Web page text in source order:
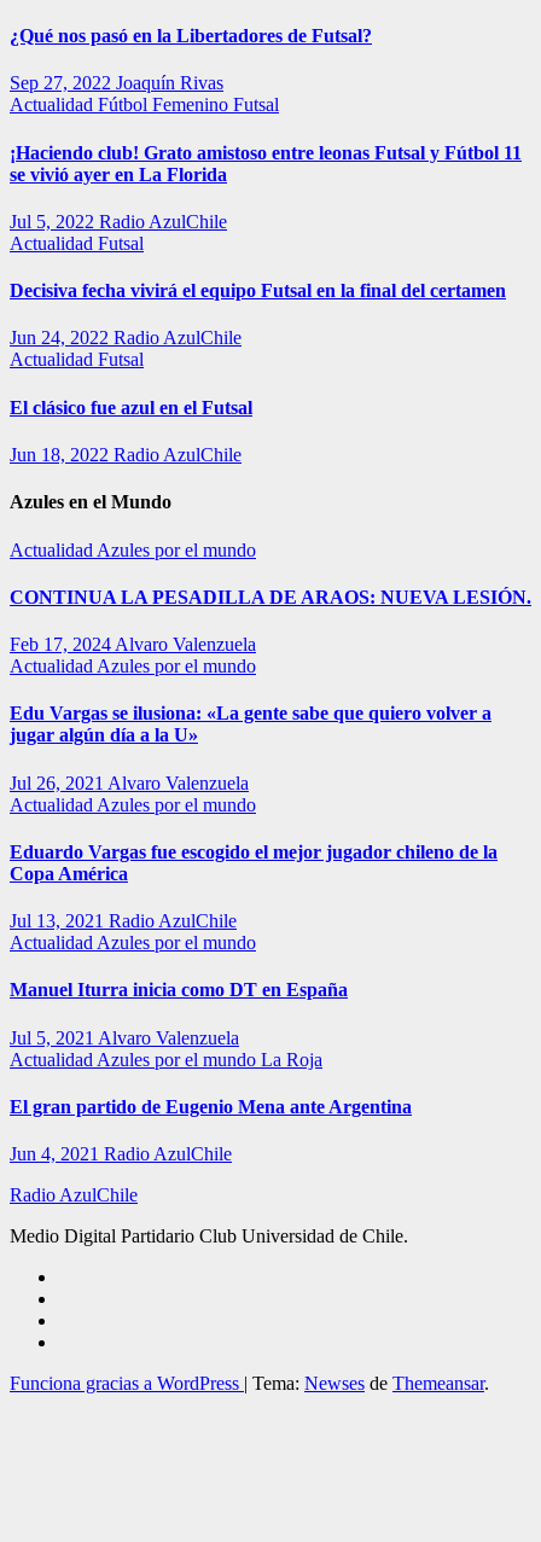
¿Qué nos pasó en la Libertadores de Futsal?
Sep 27, 2022 Joaquín Rivas
Actualidad Fútbol Femenino Futsal
¡Haciendo club! Grato amistoso entre leonas Futsal y Fútbol 11
se vivió ayer en La Florida
Jul 5, 2022 Radio AzulChile
Actualidad Futsal
Decisiva fecha vivirá el equipo Futsal en la final del certamen
Jun 24, 2022 Radio AzulChile
Actualidad Futsal
El clásico fue azul en el Futsal
Jun 18, 2022 Radio AzulChile
Azules en el Mundo
Actualidad Azules por el mundo
CONTINUA LA PESADILLA DE ARAOS: NUEVA LESIÓN.
Feb 17, 2024 Alvaro Valenzuela
Actualidad Azules por el mundo
Edu Vargas se ilusiona: «La gente sabe que quiero volver a
jugar algún día a la U»
Jul 26, 2021 Alvaro Valenzuela
Actualidad Azules por el mundo
Eduardo Vargas fue escogido el mejor jugador chileno de la
Copa América
Jul 13, 2021 Radio AzulChile
Actualidad Azules por el mundo
Manuel Iturra inicia como DT en España
Jul 5, 2021 Alvaro Valenzuela
Actualidad Azules por el mundo La Roja
El gran partido de Eugenio Mena ante Argentina
Jun 4, 2021 Radio AzulChile
Radio AzulChile
Medio Digital Partidario Club Universidad de Chile.
Funciona gracias a WordPress | Tema: Newses de Themeansar.